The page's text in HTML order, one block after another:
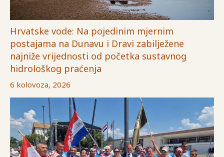
Hrvatske vode: Na pojedinim mjernim
postajama na Dunavu i Dravi zabilježene
najniže vrijednosti od početka sustavnog
hidrološkog praćenja
6 kolovoza, 2026